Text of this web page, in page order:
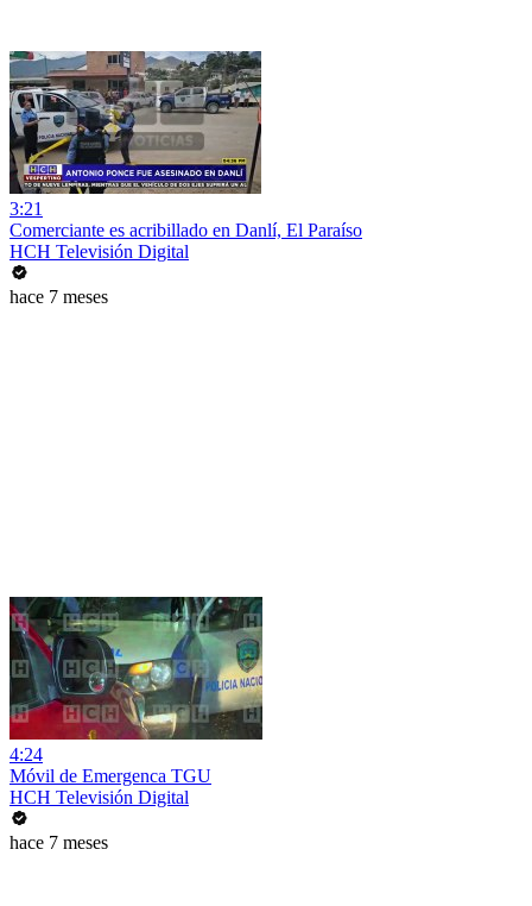
3:21
Comerciante es acribillado en Danlí, El Paraíso
HCH Televisión Digital
hace 7 meses
4:24
Móvil de Emergenca TGU
HCH Televisión Digital
hace 7 meses